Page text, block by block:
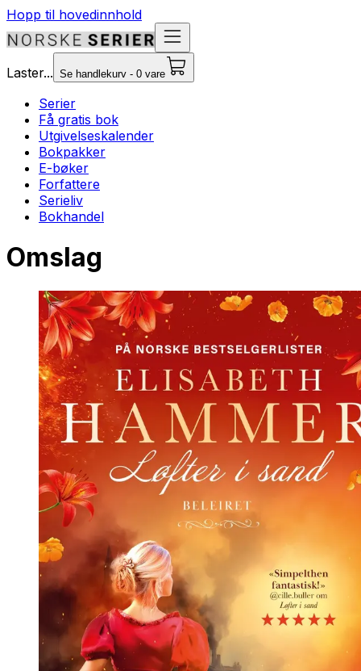
Hopp til hovedinnhold
Laster... Se handlekurv - 0 vare
Serier
Få gratis bok
Utgivelseskalender
Bokpakker
E-bøker
Forfattere
Serieliv
Bokhandel
Omslag